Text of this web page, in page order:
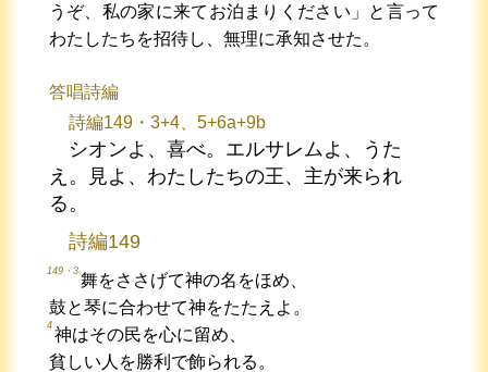
うぞ、私の家に来てお泊まりください」と言って
わたしたちを招待し、無理に承知させた。
答唱詩編
詩編149・3+4、5+6a+9b
シオンよ、喜べ。エルサレムよ、うた
え。見よ、わたしたちの王、主が来られ
る。
詩編149
149・3
舞をささげて神の名をほめ、
鼓と琴に合わせて神をたたえよ。
4
神はその民を心に留め、
貧しい人を勝利で飾られる。